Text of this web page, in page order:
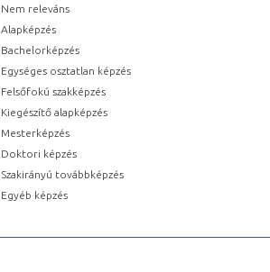
Nem releváns
Alapképzés
Bachelorképzés
Egységes osztatlan képzés
Felsőfokú szakképzés
Kiegészítő alapképzés
Mesterképzés
Doktori képzés
Szakirányú továbbképzés
Egyéb képzés